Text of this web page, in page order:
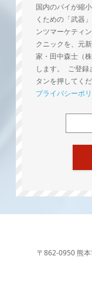
国内のパイが縮
くための「武器
ンツマーケティ
クニックを、元
家・田中森士（
します。 ご登録
タンを押してく
プライバシーポ
〒862-0950 熊